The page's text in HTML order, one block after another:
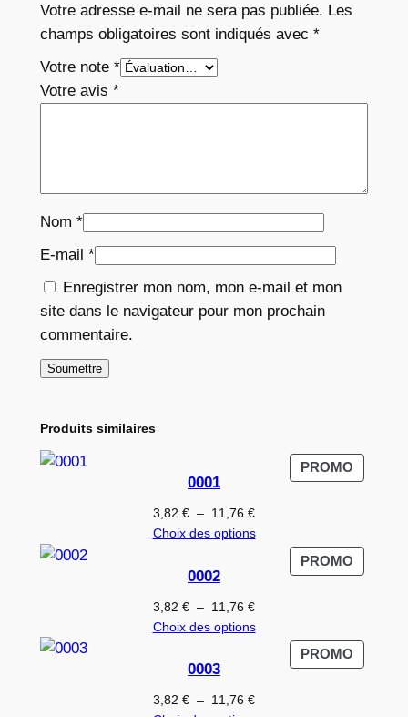
Votre adresse e-mail ne sera pas publiée. Les
champs obligatoires sont indiqués avec *
Votre note *
Votre avis *
Nom *
E-mail *
Enregistrer mon nom, mon e-mail et mon
site dans le navigateur pour mon prochain
commentaire.
Produits similaires
PROMO
EN
0001
3,82 € – 11,76 €Plage
de
3,82 €
11,76 €
Choix des options
PROMO
EN
0002
3,82 € – 11,76 €Plage
de
3,82 €
11,76 €
Choix des options
PROMO
EN
0003
3,82 € – 11,76 €Plage